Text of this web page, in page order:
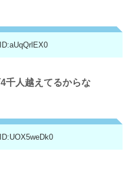
ID:aUqQrlEX0
千人越えてるからな
ID:UOX5weDk0